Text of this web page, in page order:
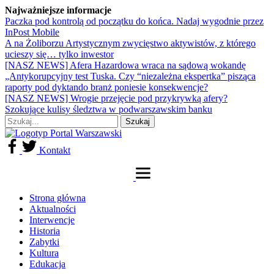
Najważniejsze informacje
Paczka pod kontrolą od początku do końca. Nadaj wygodnie przez
InPost Mobile
A na Żoliborzu Artystycznym zwycięstwo aktywistów, z którego
ucieszy się… tylko inwestor
[NASZ NEWS] Afera Hazardowa wraca na sądową wokandę
„Antykorupcyjny test Tuska. Czy “niezależna ekspertka” pisząca
raporty pod dyktando branż poniesie konsekwencje?
[NASZ NEWS] Wrogie przejęcie pod przykrywką afery?
Szokujące kulisy śledztwa w podwarszawskim banku
Kontakt
Strona główna
Aktualności
Interwencje
Historia
Zabytki
Kultura
Edukacja